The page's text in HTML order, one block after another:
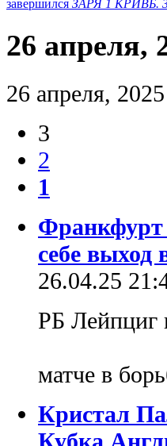
завершился ЗАРЯ 1 КРИВБ.
26 апреля,
26 апреля, 2025
3
2
1
Франкфурт
себе выход
26.04.25
РБ Лейпциг
матче в
Кристал
Кубка